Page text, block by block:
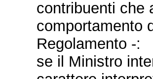
contribuenti che
comportamento
Regolamento -:
se il Ministro